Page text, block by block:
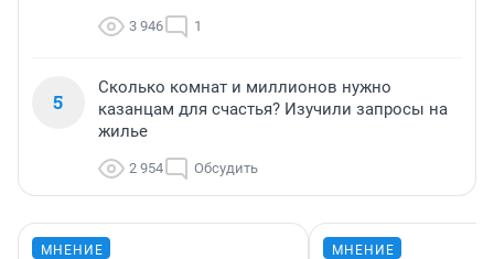
3 946 1
5
Сколько комнат и миллионов нужно
казанцам для счастья? Изучили запросы на
жилье
2 954 Обсудить
МНЕНИЕ МНЕНИЕ